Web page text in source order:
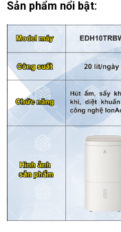
Sản phẩm nổi bật: